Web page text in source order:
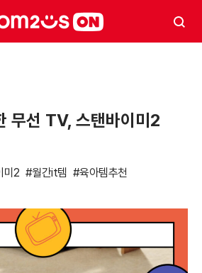
무선 TV, 스탠바이미2
미2 #월간it템 #육아템추천